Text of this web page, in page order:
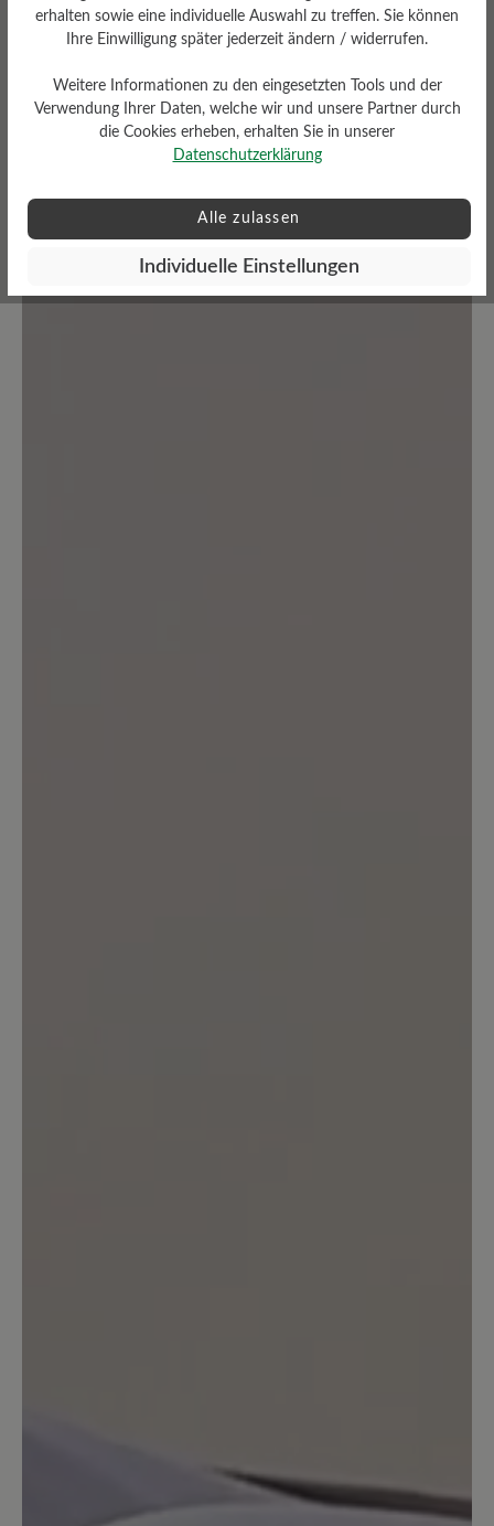
Teilen Sie Ihre Erfahrungen mit dem
Produkt mit anderen Kunden.
Schreiben Sie eine Bewertung
erhalten sowie eine individuelle Auswahl zu treffen. Sie können
Ihre Einwilligung später jederzeit ändern / widerrufen.
Weitere Informationen zu den eingesetzten Tools und der
Verwendung Ihrer Daten, welche wir und unsere Partner durch
die Cookies erheben, erhalten Sie in unserer
Datenschutzerklärung
Alle zulassen
Individuelle Einstellungen